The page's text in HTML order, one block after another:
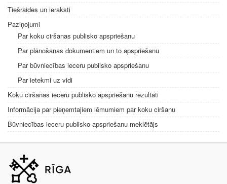
Tiešraides un ieraksti
Paziņojumi
Par koku ciršanas publisko apspriešanu
Par plānošanas dokumentiem un to apspriešanu
Par būvniecības ieceru publisko apspriešanu
Par ietekmi uz vidi
Koku ciršanas ieceru publisko apspriešanu rezultāti
Informācija par pieņemtajiem lēmumiem par koku ciršanu
Būvniecības ieceru publisko apspriešanu meklētājs